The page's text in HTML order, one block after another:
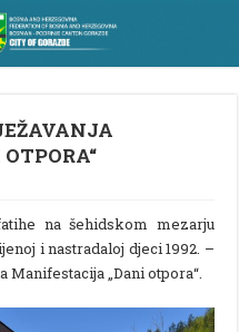
na šehidskom mezarju
i nastradaloj djeci 1992. –
Manifestacija „Dani otpora“.